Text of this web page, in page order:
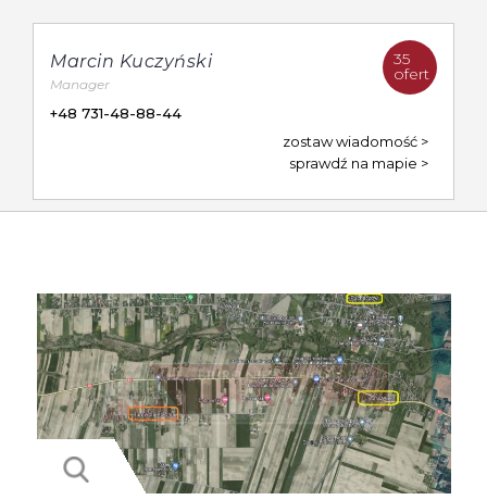
35
ofert
Marcin Kuczyński
Manager
+48 731-48-88-44
zostaw wiadomość
sprawdź na mapie